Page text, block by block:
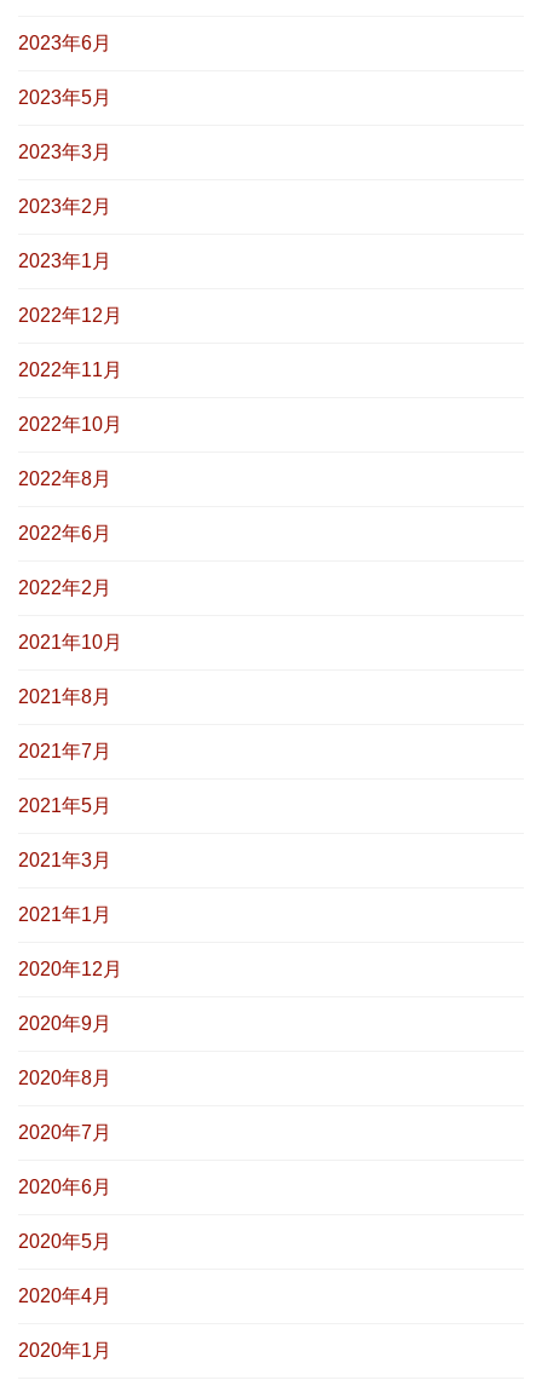
2023年6月
2023年5月
2023年3月
2023年2月
2023年1月
2022年12月
2022年11月
2022年10月
2022年8月
2022年6月
2022年2月
2021年10月
2021年8月
2021年7月
2021年5月
2021年3月
2021年1月
2020年12月
2020年9月
2020年8月
2020年7月
2020年6月
2020年5月
2020年4月
2020年1月